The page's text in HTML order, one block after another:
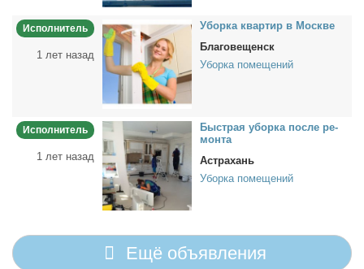
Исполнитель
1 лет назад
Убор­ка квар­тир в Москве
Благовещенск
Уборка помещений
Исполнитель
1 лет назад
Быст­рая убор­ка по­сле ре­
мон­та
Астрахань
Уборка помещений
Ещё объявления